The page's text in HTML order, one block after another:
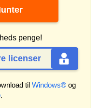
penge!
licenser
til Windows® og
.